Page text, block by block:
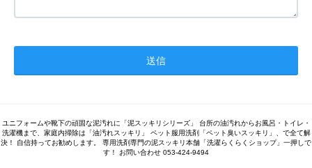
ユニフォームや靴下の頑固な泥汚れに「泥スッキリシリーズ」 台所の油汚れからお風呂・トイレ・
洗濯機まで、家庭内掃除は「油汚れスッキリ」 ペット服用洗剤「ペット臭いスッキリ」、で全て解
決！ 自信持ってお勧めします。 専用洗剤専門の泥スッキリ本舗「洗濯らくらくショップ」一押しで
す！ お問い合わせ 053-424-9494